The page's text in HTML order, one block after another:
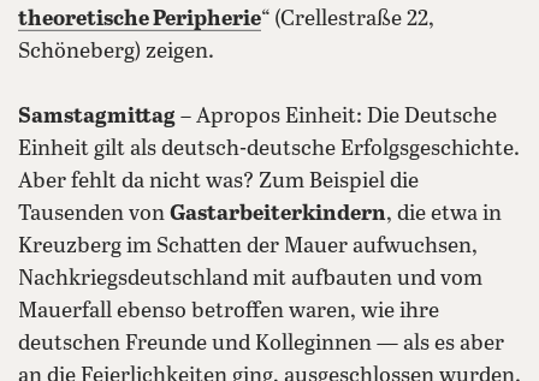
theoretische Peripherie“ (Crellestraße 22,
Schöneberg) zeigen.
Samstagmittag – Apropos Einheit: Die Deutsche
Einheit gilt als deutsch-deutsche Erfolgsgeschichte.
Aber fehlt da nicht was? Zum Beispiel die
Tausenden von Gastarbeiterkindern, die etwa in
Kreuzberg im Schatten der Mauer aufwuchsen,
Nachkriegsdeutschland mit aufbauten und vom
Mauerfall ebenso betroffen waren, wie ihre
deutschen Freunde und Kolleginnen — als es aber
an die Feierlichkeiten ging, ausgeschlossen wurden.